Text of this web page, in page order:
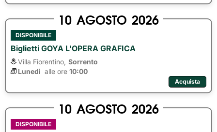
10 AGOSTO 2026
DISPONIBILE
Biglietti GOYA L'OPERA GRAFICA
Villa Fiorentino, Sorrento
Lunedì alle ore 10:00
Acquista
10 AGOSTO 2026
DISPONIBILE